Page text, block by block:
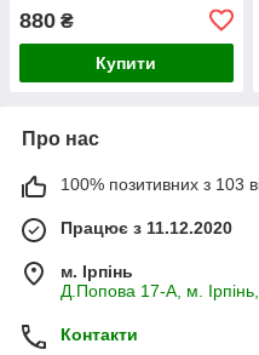
880 ₴
Купити
Про нас
100% позитивних з 103
Працює з 11.12.2020
м. Ірпінь
Д.Попова 17-А, м. Ірпінь,
Контакти